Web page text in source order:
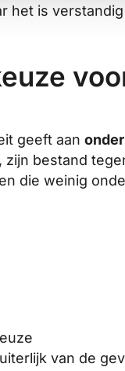
het is
geeft aan
bestand
die weinig
van de